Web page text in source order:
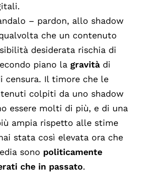
– pardon, allo shadow
che un contenuto
desiderata rischia di
piano la gravità di
censura. Il timore che le
colpiti da uno shadow
essere molti di più, e di una
ampia rispetto alle stime
stata così elevata ora che
sono politicamente
che in passato.